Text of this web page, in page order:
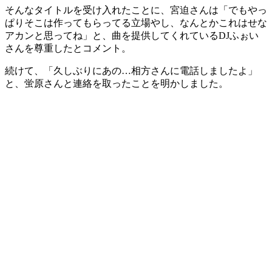
そんなタイトルを受け入れたことに、宮迫さんは「でもやっ
ぱりそこは作ってもらってる立場やし、なんとかこれはせな
アカンと思ってね」と、曲を提供してくれているDJふぉい
さんを尊重したとコメント。
続けて、「久しぶりにあの…相方さんに電話しましたよ」
と、蛍原さんと連絡を取ったことを明かしました。